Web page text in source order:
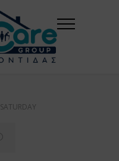
SATURDAY